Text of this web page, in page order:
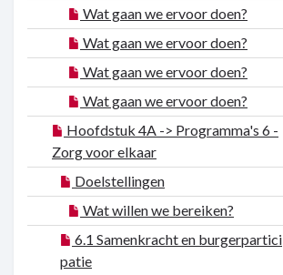
Wat gaan we ervoor doen?
Wat gaan we ervoor doen?
Wat gaan we ervoor doen?
Wat gaan we ervoor doen?
Hoofdstuk 4A -> Programma's 6 -
Zorg voor elkaar
Doelstellingen
Wat willen we bereiken?
6.1 Samenkracht en burgerpartici
patie